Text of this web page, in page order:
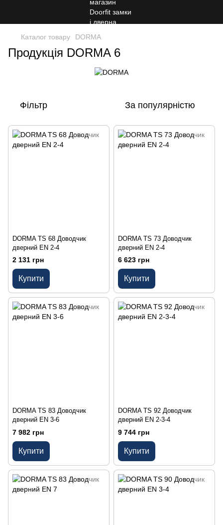
Каталог товару DORMA
Продукція DORMA 6
Фільтр За популярністю
DORMA TS 68 Доводчик
дверний EN 2-4
2 131 грн
Купити
DORMA TS 73 Доводчик
дверний EN 2-4
6 623 грн
Купити
DORMA TS 83 Доводчик
дверний EN 3-6
7 982 грн
Купити
DORMA TS 92 Доводчик
дверний EN 2-3-4
9 744 грн
Купити